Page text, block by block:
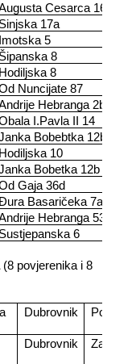
Cesarca 16
Sinjska 17a
Imotska 5
Šipanska 8
Hodiljska 8
Nuncijate 87
Hebranga 2b
I.Pavla II 14
Bobebtka 12b
Hodiljska 10
Bobetka 12b
Gaja 36d
Basaričeka 7a
Hebranga 53
Sustjepanska 6
(8 povjerenika i 8
Dubrovnik
Dubrovnik